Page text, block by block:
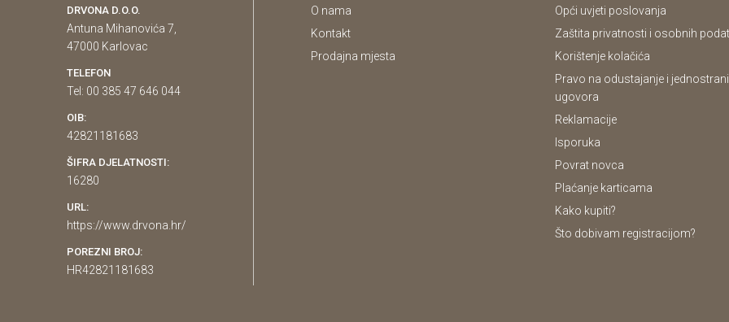
DRVONA D.O.O.
Antuna Mihanovića 7,
47000 Karlovac
TELEFON
Tel: 00 385 47 646 044
OIB:
42821181683
ŠIFRA DJELATNOSTI:
16280
URL:
https://www.drvona.hr/
POREZNI BROJ:
HR42821181683
O nama
Kontakt
Prodajna mjesta
Opći uvjeti poslovanja
Zaštita privatnosti i osobnih
Korištenje kolačića
Pravo na odustajanje i
ugovora
Reklamacije
Isporuka
Povrat novca
Plaćanje karticama
Kako kupiti?
Što dobivam registracijom?